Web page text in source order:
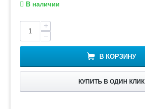
В наличии
+
−
В КОРЗИНУ
КУПИТЬ В ОДИН КЛИК